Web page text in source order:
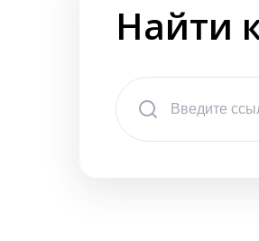
Найти